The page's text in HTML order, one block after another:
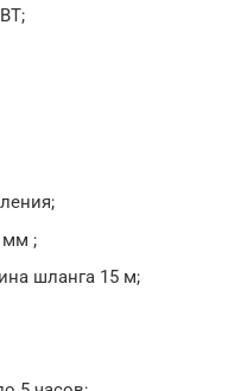
мм ;
шланга 15 м;